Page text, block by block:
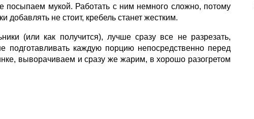
посыпаем мукой. Работать с ним немного сложно, потому
добавлять не стоит, кребель станет жестким.
(или как получится), лучше сразу все не разрезать,
подготавливать каждую порцию непосредственно перед
выворачиваем и сразу же жарим, в хорошо разогретом